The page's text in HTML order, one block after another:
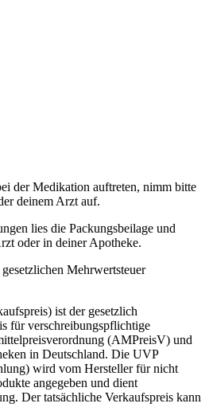
der Medikation auftreten, nimm bitte
deinem Arzt auf.
lies die Packungsbeilage und
oder in deiner Apotheke.
Mehrwertsteuer
ist der gesetzlich
für verschreibungspflichtige
(AMPreisV) und
in Deutschland. Die UVP
wird vom Hersteller für nicht
angegeben und dient
Der tatsächliche Verkaufspreis kann